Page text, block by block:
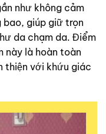
như không cảm
bao, giúp giữ trọn
da chạm da. Điểm
này là hoàn toàn
thiện với khứu giác